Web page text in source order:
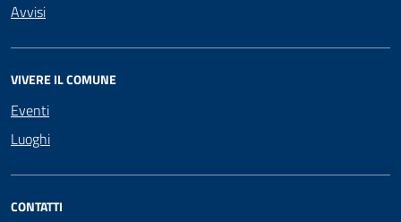
Avvisi
VIVERE IL COMUNE
Eventi
Luoghi
CONTATTI